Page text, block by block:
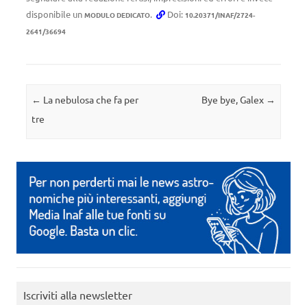
disponibile un MODULO DEDICATO. Doi: 10.20371/INAF/2724-
2641/36694
Navigazione articolo
← La nebulosa che fa per
tre
Bye bye, Galex →
Iscriviti alla newsletter